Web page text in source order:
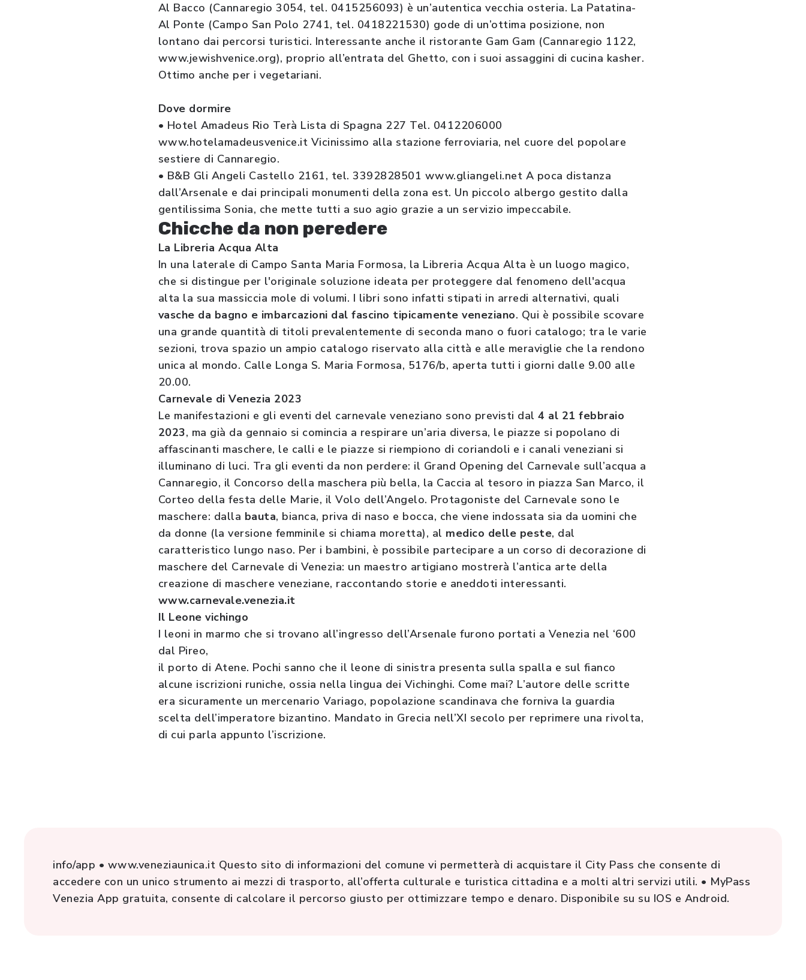
Al Bacco (Cannaregio 3054, tel. 0415256093) è un’autentica vecchia osteria. La Patatina-
Al Ponte (Campo San Polo 2741, tel. 0418221530) gode di un’ottima posizione, non
lontano dai percorsi turistici. Interessante anche il ristorante Gam Gam (Cannaregio 1122,
www.jewishvenice.org), proprio all’entrata del Ghetto, con i suoi assaggini di cucina kasher.
Ottimo anche per i vegetariani.
Dove dormire
• Hotel Amadeus Rio Terà Lista di Spagna 227 Tel. 0412206000
www.hotelamadeusvenice.it Vicinissimo alla stazione ferroviaria, nel cuore del popolare
sestiere di Cannaregio.
• B&B Gli Angeli Castello 2161, tel. 3392828501 www.gliangeli.net A poca distanza
dall’Arsenale e dai principali monumenti della zona est. Un piccolo albergo gestito dalla
gentilissima Sonia, che mette tutti a suo agio grazie a un servizio impeccabile.
Chicche da non peredere
La Libreria Acqua Alta
In una laterale di Campo Santa Maria Formosa, la Libreria Acqua Alta è un luogo magico,
che si distingue per l'originale soluzione ideata per proteggere dal fenomeno dell'acqua
alta la sua massiccia mole di volumi. I libri sono infatti stipati in arredi alternativi, quali
vasche da bagno e imbarcazioni dal fascino tipicamente veneziano. Qui è possibile scovare
una grande quantità di titoli prevalentemente di seconda mano o fuori catalogo; tra le varie
sezioni, trova spazio un ampio catalogo riservato alla città e alle meraviglie che la rendono
unica al mondo. Calle Longa S. Maria Formosa, 5176/b, aperta tutti i giorni dalle 9.00 alle
20.00.
Carnevale di Venezia 2023
Le manifestazioni e gli eventi del carnevale veneziano sono previsti dal 4 al 21 febbraio
2023, ma già da gennaio si comincia a respirare un’aria diversa, le piazze si popolano di
affascinanti maschere, le calli e le piazze si riempiono di coriandoli e i canali veneziani si
illuminano di luci. Tra gli eventi da non perdere: il Grand Opening del Carnevale sull’acqua a
Cannaregio, il Concorso della maschera più bella, la Caccia al tesoro in piazza San Marco, il
Corteo della festa delle Marie, il Volo dell’Angelo. Protagoniste del Carnevale sono le
maschere: dalla bauta, bianca, priva di naso e bocca, che viene indossata sia da uomini che
da donne (la versione femminile si chiama moretta), al medico delle peste, dal
caratteristico lungo naso. Per i bambini, è possibile partecipare a un corso di decorazione di
maschere del Carnevale di Venezia: un maestro artigiano mostrerà l’antica arte della
creazione di maschere veneziane, raccontando storie e aneddoti interessanti.
www.carnevale.venezia.it
Il Leone vichingo
I leoni in marmo che si trovano all’ingresso dell’Arsenale furono portati a Venezia nel ‘600
dal Pireo,
il porto di Atene. Pochi sanno che il leone di sinistra presenta sulla spalla e sul fianco
alcune iscrizioni runiche, ossia nella lingua dei Vichinghi. Come mai? L’autore delle scritte
era sicuramente un mercenario Variago, popolazione scandinava che forniva la guardia
scelta dell’imperatore bizantino. Mandato in Grecia nell’XI secolo per reprimere una rivolta,
di cui parla appunto l’iscrizione.
info/app • www.veneziaunica.it Questo sito di informazioni del comune vi permetterà di acquistare il City Pass che consente di
accedere con un unico strumento ai mezzi di trasporto, all’offerta culturale e turistica cittadina e a molti altri servizi utili. • MyPass
Venezia App gratuita, consente di calcolare il percorso giusto per ottimizzare tempo e denaro. Disponibile su su IOS e Android.